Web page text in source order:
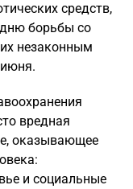
средств,
борьбы со
незаконным
вредная
оказывающее
и социальные